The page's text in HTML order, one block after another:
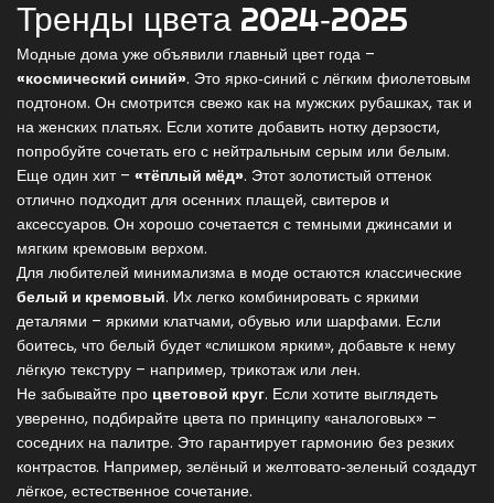
Тренды цвета 2024‑2025
Модные дома уже объявили главный цвет года –
«космический синий». Это ярко‑синий с лёгким фиолетовым
подтоном. Он смотрится свежо как на мужских рубашках, так и
на женских платьях. Если хотите добавить нотку дерзости,
попробуйте сочетать его с нейтральным серым или белым.
Еще один хит – «тёплый мёд». Этот золотистый оттенок
отлично подходит для осенних плащей, свитеров и
аксессуаров. Он хорошо сочетается с темными джинсами и
мягким кремовым верхом.
Для любителей минимализма в моде остаются классические
белый и кремовый. Их легко комбинировать с яркими
деталями – яркими клатчами, обувью или шарфами. Если
боитесь, что белый будет «слишком ярким», добавьте к нему
лёгкую текстуру – например, трикотаж или лен.
Не забывайте про цветовой круг. Если хотите выглядеть
уверенно, подбирайте цвета по принципу «аналоговых» –
соседних на палитре. Это гарантирует гармонию без резких
контрастов. Например, зелёный и желтовато‑зеленый создадут
лёгкое, естественное сочетание.